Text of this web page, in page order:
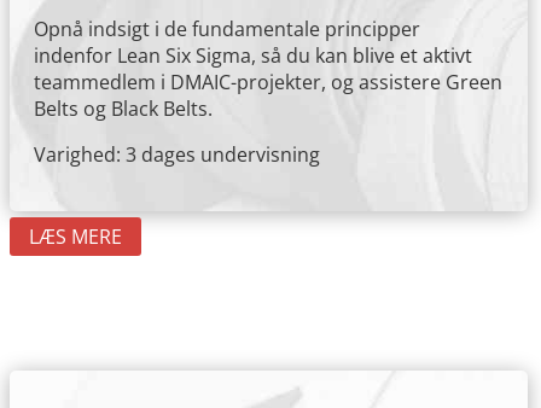
Opnå indsigt i de fundamentale principper
indenfor Lean Six Sigma, så du kan blive et aktivt
teammedlem i DMAIC-projekter, og assistere Green
Belts og Black Belts.
Varighed: 3 dages undervisning
LÆS MERE